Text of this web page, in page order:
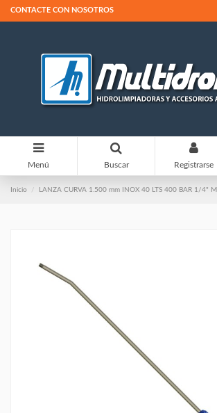
CONTACTE CON NOSOTROS
Menú Buscar Registrarse
Inicio LANZA CURVA 1.500 mm INOX 40 LTS 400 BAR 1/4" M